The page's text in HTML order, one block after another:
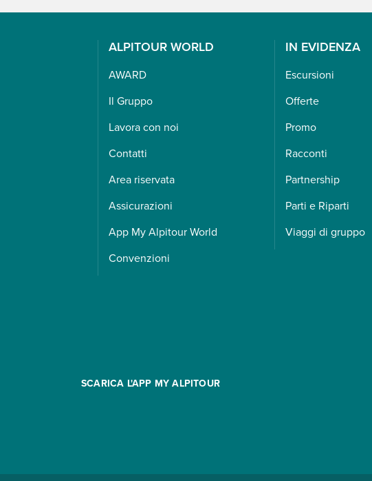
ALPITOUR WORLD
AWARD
Il Gruppo
Lavora con noi
Contatti
Area riservata
Assicurazioni
App My Alpitour World
Convenzioni
IN EVIDENZA
Escursioni
Offerte
Promo
Racconti
Partnership
Parti e Riparti
Viaggi di gruppo
SCARICA L'APP MY ALPITOUR